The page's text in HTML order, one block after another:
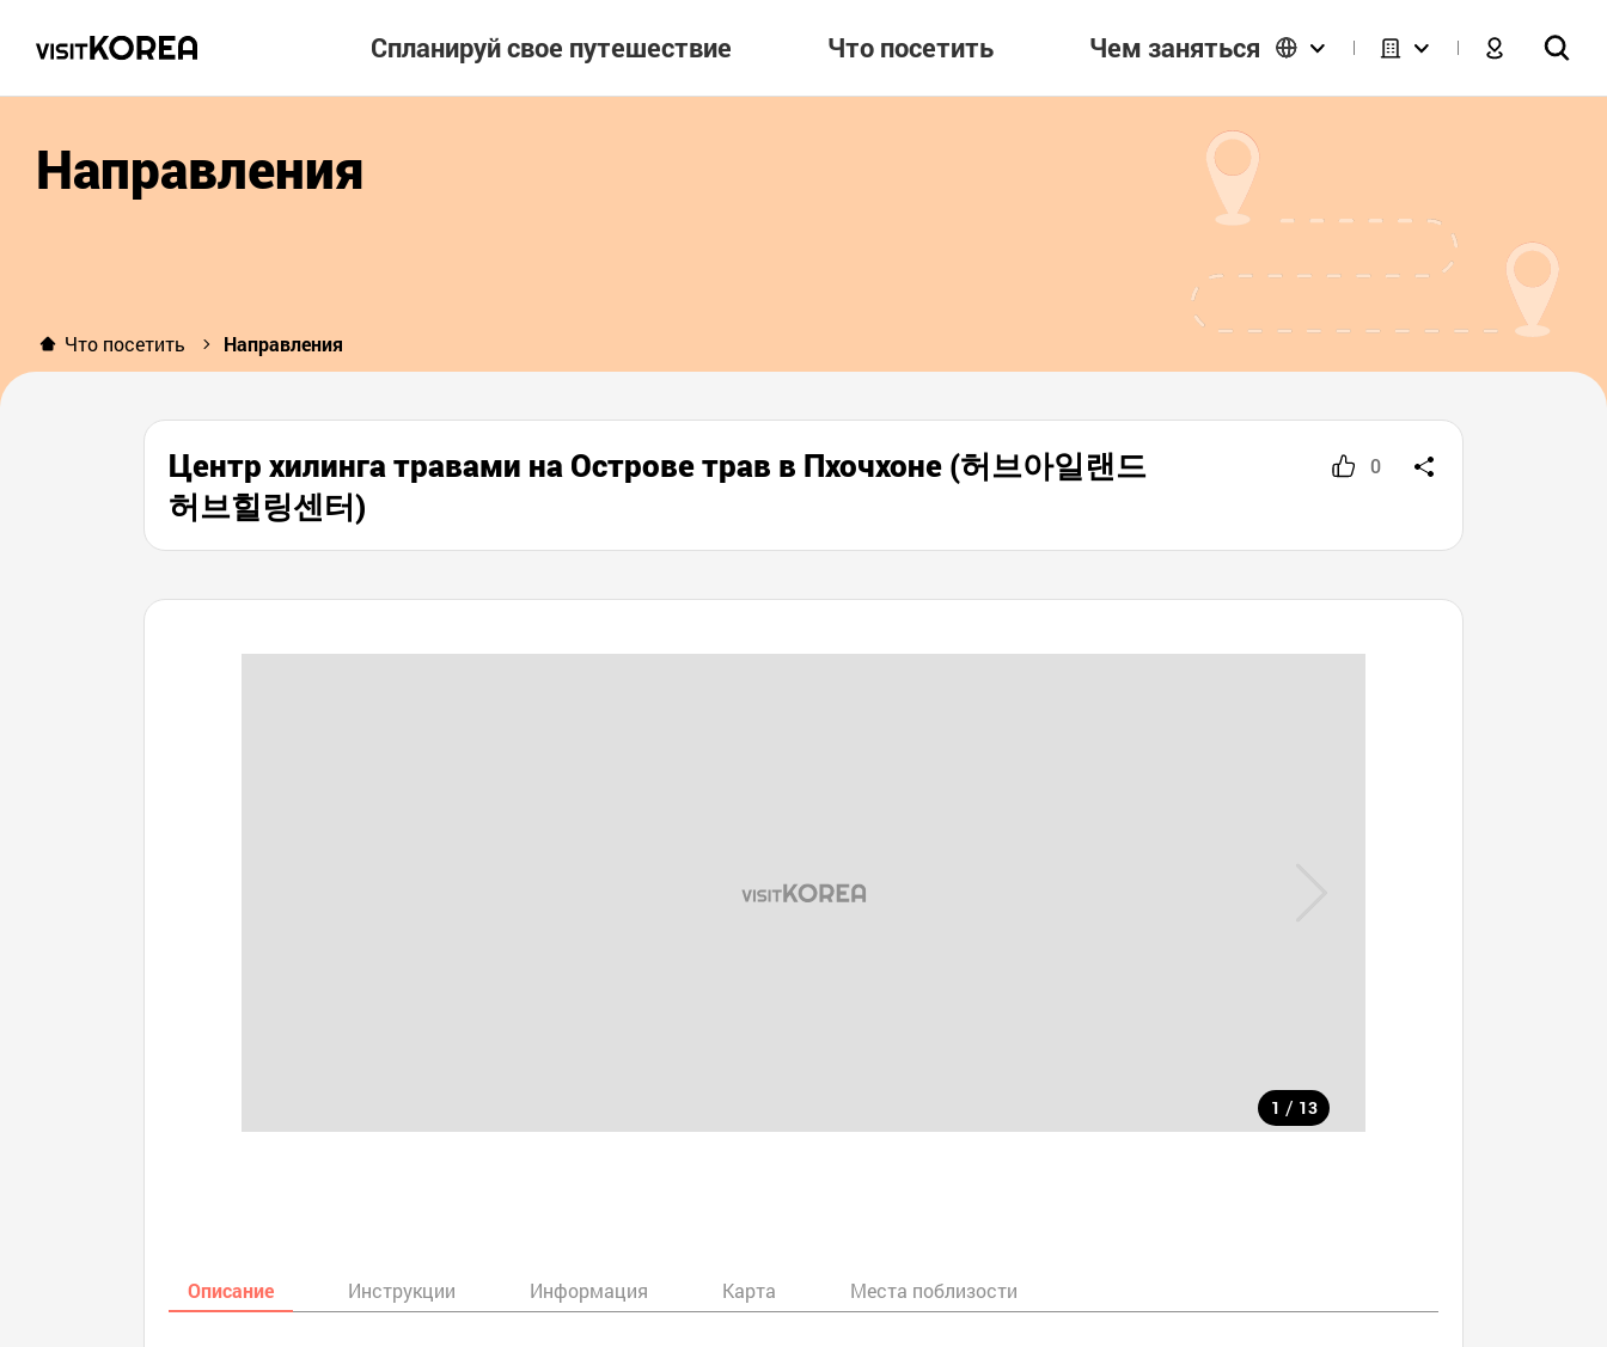
Спланируй свое путешествие Что посетить Чем заняться
Направления
Что посетить Направления
Центр хилинга травами на Острове трав в Пхочхоне (허브아일랜드
허브힐링센터)
0
1 / 13
Описание Инструкции Информация Карта Места поблизости